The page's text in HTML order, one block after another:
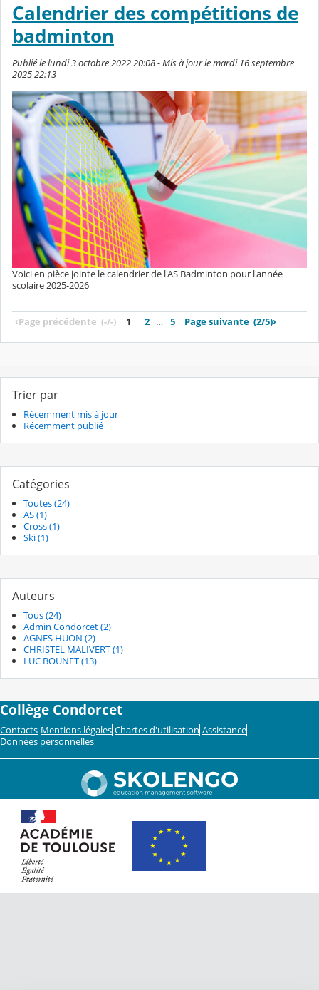
Calendrier des compétitions de
badminton
Publié le lundi 3 octobre 2022 20:08 - Mis à jour le mardi 16 septembre
2025 22:13
Voici en pièce jointe le calendrier de l'AS Badminton pour l'année
scolaire 2025-2026
‹Page précédente (-/-) 1 2 … 5 Page suivante (2/5)›
Trier par
Récemment mis à jour
Récemment publié
Catégories
Toutes (24)
AS (1)
Cross (1)
Ski (1)
Auteurs
Tous (24)
Admin Condorcet (2)
AGNES HUON (2)
CHRISTEL MALIVERT (1)
LUC BOUNET (13)
Collège Condorcet
Contacts Mentions légales Chartes d'utilisation Assistance
Données personnelles